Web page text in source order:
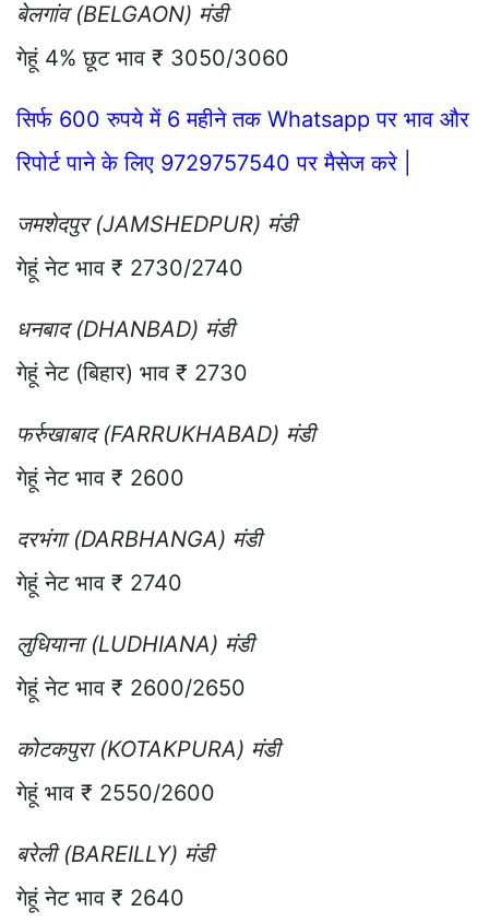
बेलगांव (BELGAON) मंडी
गेहूं 4% छूट भाव ₹ 3050/3060
सिर्फ 600 रुपये में 6 महीने तक Whatsapp पर भाव और
रिपोर्ट पाने के लिए 9729757540 पर मैसेज करे |
जमशेदपुर (JAMSHEDPUR) मंडी
गेहूं नेट भाव ₹ 2730/2740
धनबाद (DHANBAD) मंडी
गेहूं नेट (बिहार) भाव ₹ 2730
फर्रुखाबाद (FARRUKHABAD) मंडी
गेहूं नेट भाव ₹ 2600
दरभंगा (DARBHANGA) मंडी
गेहूं नेट भाव ₹ 2740
लुधियाना (LUDHIANA) मंडी
गेहूं नेट भाव ₹ 2600/2650
कोटकपुरा (KOTAKPURA) मंडी
गेहूं भाव ₹ 2550/2600
बरेली (BAREILLY) मंडी
गेहूं नेट भाव ₹ 2640